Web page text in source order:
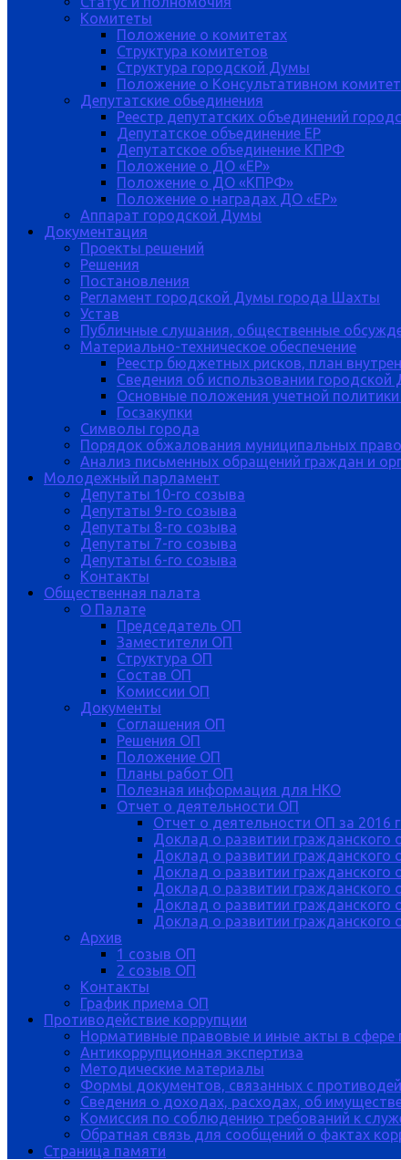
Комитеты
Положение о комитетах
Структура комитетов
Структура городской Думы
Положение о Консультативном
Депутатские обьединения
Реестр депутатских объединений
Депутатское объединение ЕР
Депутатское объединение КПРФ
Положение о ДО «ЕР»
Положение о ДО «КПРФ»
Положение о наградах ДО «ЕР»
Аппарат городской Думы
Документация
Проекты решений
Решения
Постановления
Регламент городской Думы города Шахты
Устав
Публичные слушания, общественные
Материально-техническое обеспечение
Реестр бюджетных рисков, план
Сведения об использовании
Основные положения учетной
Госзакупки
Символы города
Порядок обжалования муниципальных
Анализ письменных обращений граждан и
Молодежный парламент
Депутаты 10-го созыва
Депутаты 9-го созыва
Депутаты 8-го созыва
Депутаты 7-го созыва
Депутаты 6-го созыва
Контакты
Общественная палата
О Палате
Председатель ОП
Заместители ОП
Структура ОП
Состав ОП
Комиссии ОП
Документы
Соглашения ОП
Решения ОП
Положение ОП
Планы работ ОП
Полезная информация для НКО
Отчет о деятельности ОП
Отчет о деятельности ОП за 2016
Доклад о развитии гражданского
Доклад о развитии гражданского
Доклад о развитии гражданского
Доклад о развитии гражданского
Доклад о развитии гражданского
Доклад о развитии гражданского
Архив
1 созыв ОП
2 созыв ОП
Контакты
График приема ОП
Противодействие коррупции
Нормативные правовые и иные акты в сфере
Антикоррупционная экспертиза
Методические материалы
Формы документов, связанных с
Сведения о доходах, расходах, об
Комиссия по соблюдению требований к
Обратная связь для сообщений о фактах
Страница памяти